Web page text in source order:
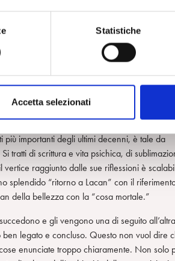
Statistiche
Accetta selezionati
pianificati e raramente osservati prima,
simili agli orizzonti di nuovi paesaggi
tutti dotati di grandi linee invariabili. (…) È
che il romanzo, il teatro, la pittura e la
A proposito di passione, è un vero
particolare, di coinvolgersi in una idea e di
ciò che se ne ricava abbiano anche il valore
importanti degli ultimi decenni, è tale da
tratti di scrittura e vita psichica, di
raggiunto dalle sue riflessioni è
splendido “ritorno a Lacan” con il
della bellezza con la “cosa mortale.”
e gli vengono una di seguito all’altra
legato e concluso. Questo non vuol dire
enunciate troppo chiaramente. Non solo